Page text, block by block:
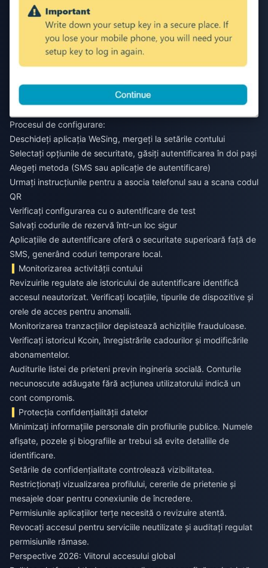
Procesul de configurare:
Deschideți aplicația WeSing, mergeți la setările contului
Selectați opțiunile de securitate, găsiți autentificarea în doi pași
Alegeți metoda (SMS sau aplicație de autentificare)
Urmați instrucțiunile pentru a asocia telefonul sau a scana codul
QR
Verificați configurarea cu o autentificare de test
Salvați codurile de rezervă într-un loc sigur
Aplicațiile de autentificare oferă o securitate superioară față de
SMS, generând coduri temporare local.
Monitorizarea activității contului
Revizuirile regulate ale istoricului de autentificare identifică
accesul neautorizat. Verificați locațiile, tipurile de dispozitive și
orele de acces pentru anomalii.
Monitorizarea tranzacțiilor depistează achizițiile frauduloase.
Verificați istoricul Kcoin, înregistrările cadourilor și modificările
abonamentelor.
Auditurile listei de prieteni previn ingineria socială. Conturile
necunoscute adăugate fără acțiunea utilizatorului indică un
cont compromis.
Protecția confidențialității datelor
Minimizați informațiile personale din profilurile publice. Numele
afișate, pozele și biografiile ar trebui să evite detaliile de
identificare.
Setările de confidențialitate controlează vizibilitatea.
Restricționați vizualizarea profilului, cererile de prietenie și
mesajele doar pentru conexiunile de încredere.
Permisiunile aplicațiilor terțe necesită o revizuire atentă.
Revocați accesul pentru serviciile neutilizate și auditați regulat
permisiunile rămase.
Perspective 2026: Viitorul accesului global